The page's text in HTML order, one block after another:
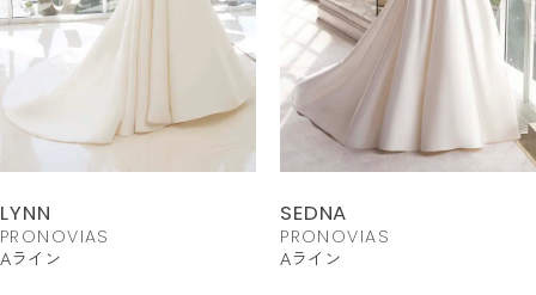
LYNN
PRONOVIAS
Aライン
SEDNA
PRONOVIAS
Aライン